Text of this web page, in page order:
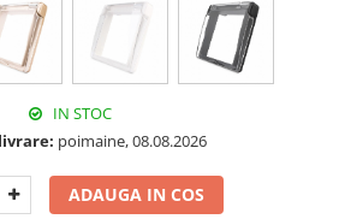
IN STOC
poimaine, 08.08.2026
ADAUGA IN COS